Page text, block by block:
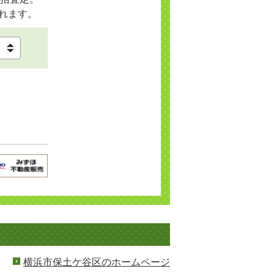
ます。
横浜市保土ケ谷区のホームページ